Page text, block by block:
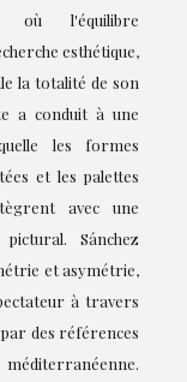
où l'équilibre
esthétique,
la totalité de son
a conduit à une
les formes
et les palettes
avec une
Sánchez
et asymétrie,
à travers
des références